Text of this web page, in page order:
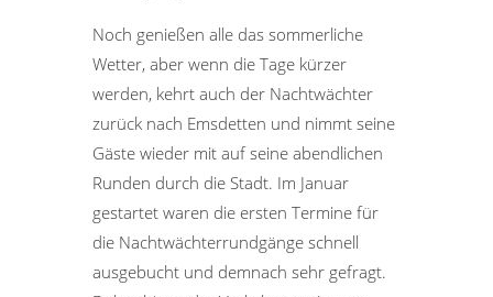
Noch genießen alle das sommerliche
Wetter, aber wenn die Tage kürzer
werden, kehrt auch der Nachtwächter
zurück nach Emsdetten und nimmt seine
Gäste wieder mit auf seine abendlichen
Runden durch die Stadt. Im Januar
gestartet waren die ersten Termine für
die Nachtwächterrundgänge schnell
ausgebucht und demnach sehr gefragt.